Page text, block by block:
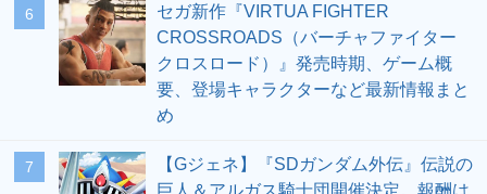
6
セガ新作『VIRTUA FIGHTER
CROSSROADS（バーチャファイター
クロスロード）』発売時期、ゲーム概
要、登場キャラクターなど最新情報まと
め
7
【Gジェネ】『SDガンダム外伝』伝説の
巨人＆アルガス騎士団開催決定。報酬は